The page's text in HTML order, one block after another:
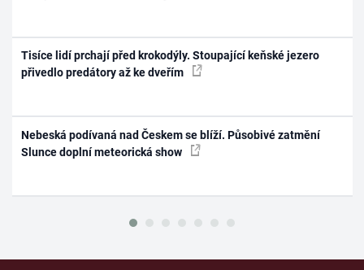
Tisíce lidí prchají před krokodýly. Stoupající keňské jezero
přivedlo predátory až ke dveřím
Nebeská podívaná nad Českem se blíží. Působivé zatmění
Slunce doplní meteorická show